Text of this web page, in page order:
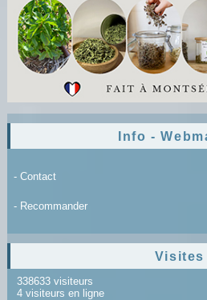
Info -
- Contact
- Recommander
Visites
338633 visiteurs
4 visiteurs en ligne